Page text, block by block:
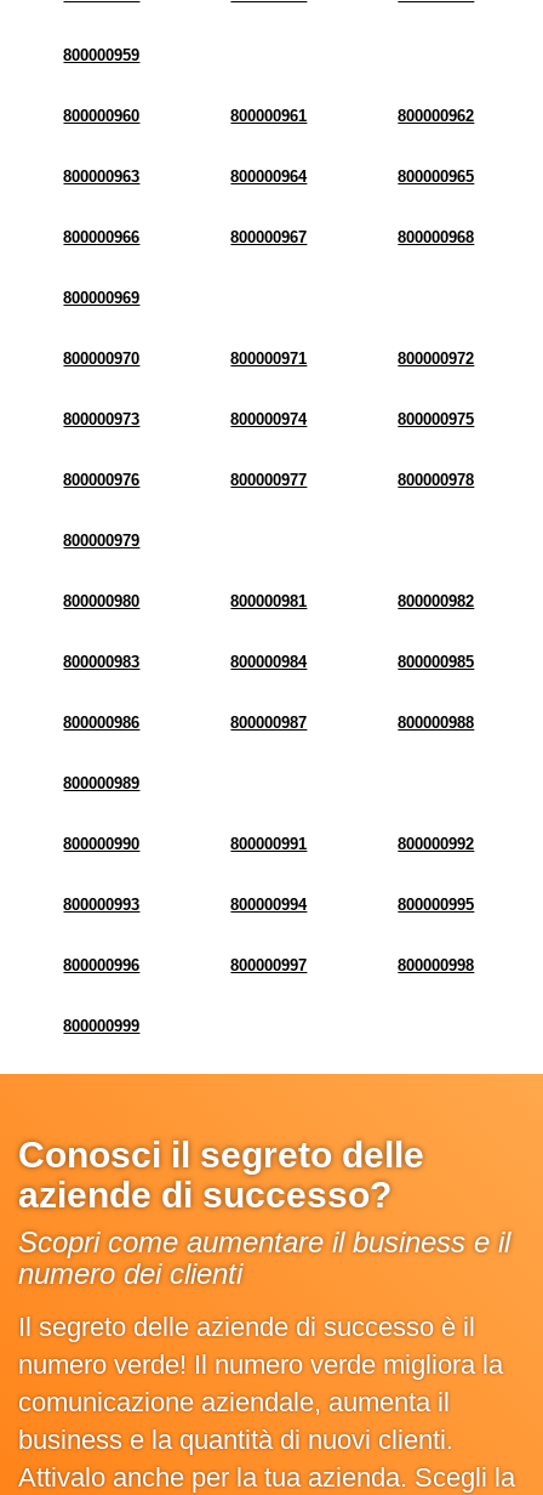
800000959
800000960 800000961 800000962
800000963 800000964 800000965
800000966 800000967 800000968
800000969
800000970 800000971 800000972
800000973 800000974 800000975
800000976 800000977 800000978
800000979
800000980 800000981 800000982
800000983 800000984 800000985
800000986 800000987 800000988
800000989
800000990 800000991 800000992
800000993 800000994 800000995
800000996 800000997 800000998
800000999
Conosci il segreto delle
aziende di successo?
Scopri come aumentare il business e il
numero dei clienti
Il segreto delle aziende di successo è il
numero verde! Il numero verde migliora la
comunicazione aziendale, aumenta il
business e la quantità di nuovi clienti.
Attivalo anche per la tua azienda. Scegli la